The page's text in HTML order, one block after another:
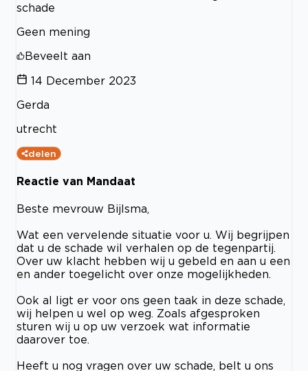
schade
Geen mening
Beveelt aan
14 December 2023
Gerda
utrecht
delen
Reactie van Mandaat
Beste mevrouw Bijlsma,
Wat een vervelende situatie voor u. Wij begrijpen
dat u de schade wil verhalen op de tegenpartij.
Over uw klacht hebben wij u gebeld en aan u een
en ander toegelicht over onze mogelijkheden.
Ook al ligt er voor ons geen taak in deze schade,
wij helpen u wel op weg. Zoals afgesproken
sturen wij u op uw verzoek wat informatie
daarover toe.
Heeft u nog vragen over uw schade, belt u ons